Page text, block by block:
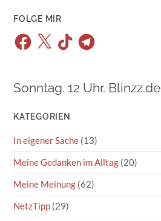
FOLGE MIR
Facebook
X TikTokTelegram
Sonntag. 12 Uhr. Blinzz.de
KATEGORIEN
In eigener Sache (13)
Meine Gedanken im Alltag (20)
Meine Meinung (62)
NetzTipp (29)